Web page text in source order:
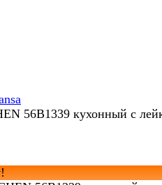
56B1339 кухонный с